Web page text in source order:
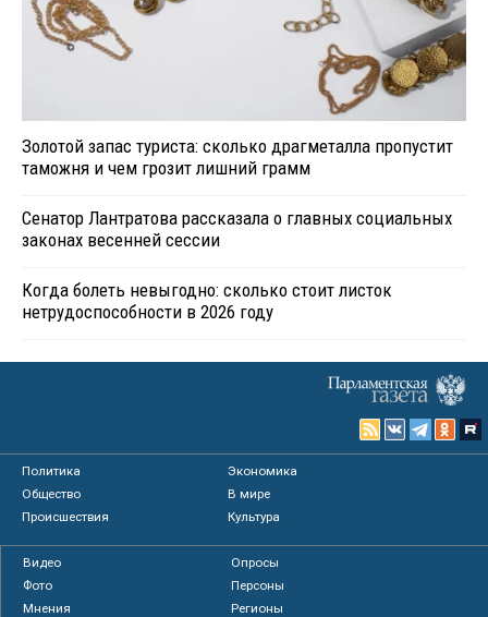
Золотой запас туриста: сколько драгметалла пропустит
таможня и чем грозит лишний грамм
Сенатор Лантратова рассказала о главных социальных
законах весенней сессии
Когда болеть невыгодно: сколько стоит листок
нетрудоспособности в 2026 году
Политика
Экономика
Общество
В мире
Происшествия
Культура
Видео
Опросы
Фото
Персоны
Мнения
Регионы